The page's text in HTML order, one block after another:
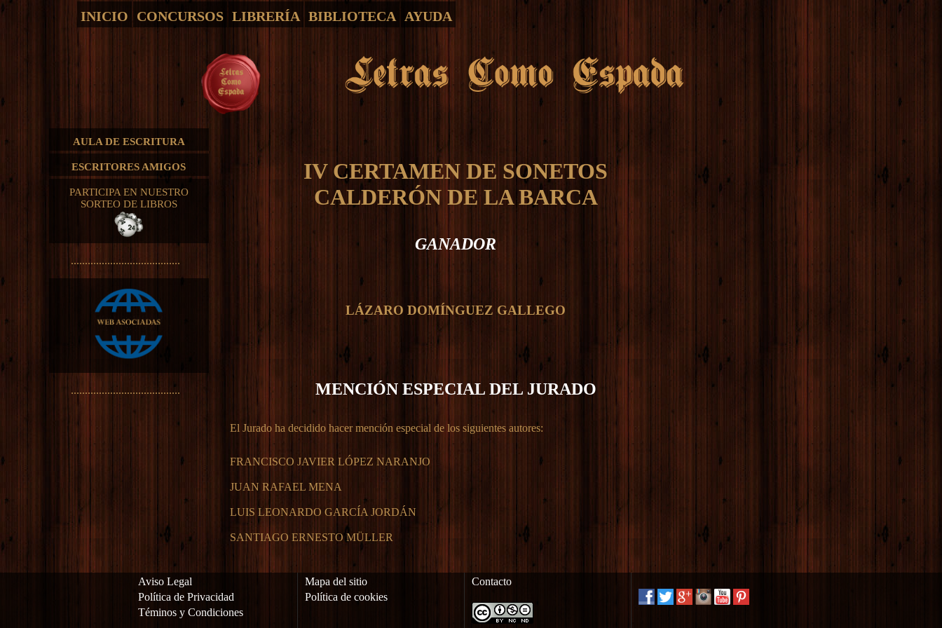
INICIO CONCURSOS LIBRERÍA BIBLIOTECA AYUDA
AULA DE ESCRITURA
ESCRITORES AMIGOS
PARTICIPA EN NUESTRO
SORTEO DE LIBROS
.......................................
.......................................
IV CERTAMEN DE SONETOS
CALDERÓN DE LA BARCA
GANADOR
LÁZARO DOMÍNGUEZ GALLEGO
MENCIÓN ESPECIAL DEL JURADO
El Jurado ha decidido hacer mención especial de los siguientes autores:
FRANCISCO JAVIER LÓPEZ NARANJO
JUAN RAFAEL MENA
LUIS LEONARDO GARCÍA JORDÁN
SANTIAGO ERNESTO MÜLLER
Aviso Legal
Política de Privacidad
Téminos y Condiciones
Mapa del sitio
Política de cookies
Contacto